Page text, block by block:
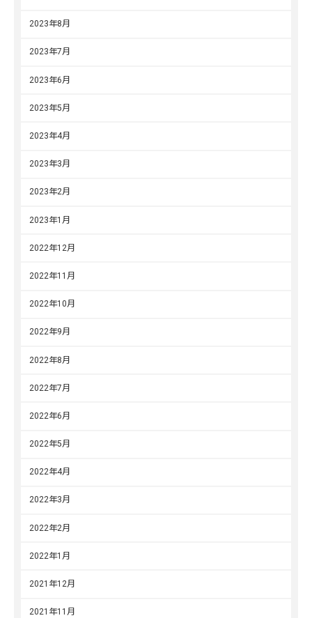
2023年8月
2023年7月
2023年6月
2023年5月
2023年4月
2023年3月
2023年2月
2023年1月
2022年12月
2022年11月
2022年10月
2022年9月
2022年8月
2022年7月
2022年6月
2022年5月
2022年4月
2022年3月
2022年2月
2022年1月
2021年12月
2021年11月